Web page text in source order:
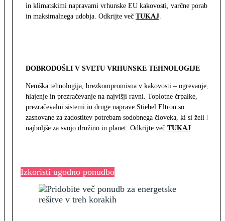
in klimatskimi napravami vrhunske EU kakovosti, varčne porabe
in maksimalnega udobja. Odkrijte več TUKAJ.
DOBRODOŠLI V SVETU VRHUNSKE TEHNOLOGIJE
Nemška tehnologija, brezkompromisna v kakovosti – ogrevanje,
hlajenje in prezračevanje na najvišji ravni. Toplotne črpalke,
prezračevalni sistemi in druge naprave Stiebel Eltron so
zasnovane za zadostitev potrebam sodobnega človeka, ki si želi le
najboljše za svojo družino in planet. Odkrijte več TUKAJ.
Izkoristi ugodno ponudbo